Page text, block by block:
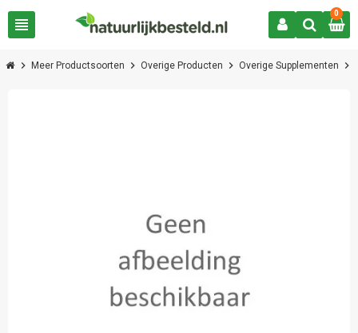
view_headline
0
chevron_right Meer Productsoorten chevron_right Overige Producten chevron_right Overige Supplementen chevron_right